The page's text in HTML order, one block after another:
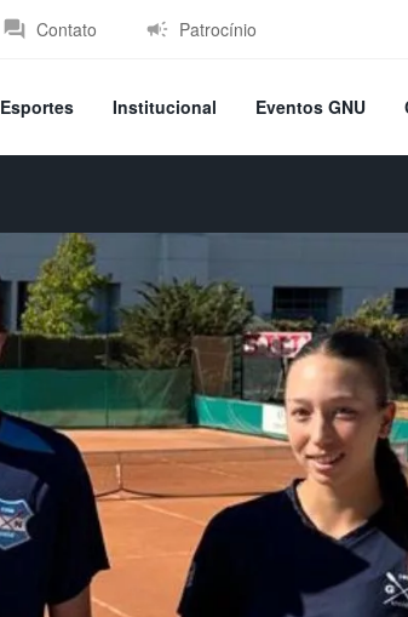
Esportes Institucional Eventos GNU
Contato Patrocínio